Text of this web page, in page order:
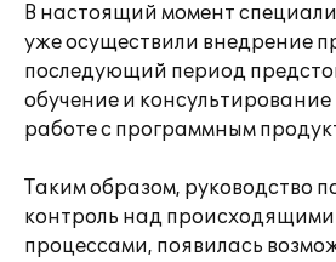
В настоящий момент
уже осуществили внедрение
последующий период
обучение и консультирование
работе с программным
Таким образом, руководство
контроль над
процессами, появилась